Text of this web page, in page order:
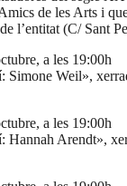
de les Arts i
l’entitat (C/ Sant
a les 19:00h
Simone Weil»,
a les 19:00h
Hannah Arendt»,